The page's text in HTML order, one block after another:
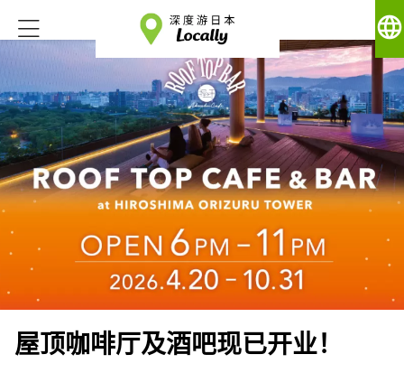
language
屋顶咖啡厅及酒吧现已开业！